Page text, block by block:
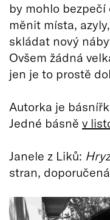
by mohlo
měnit místa,
skládat nový
Ovšem žádná
jen je to prostě
Autorka je
Jedné básně v
Janele z Liků:
stran,